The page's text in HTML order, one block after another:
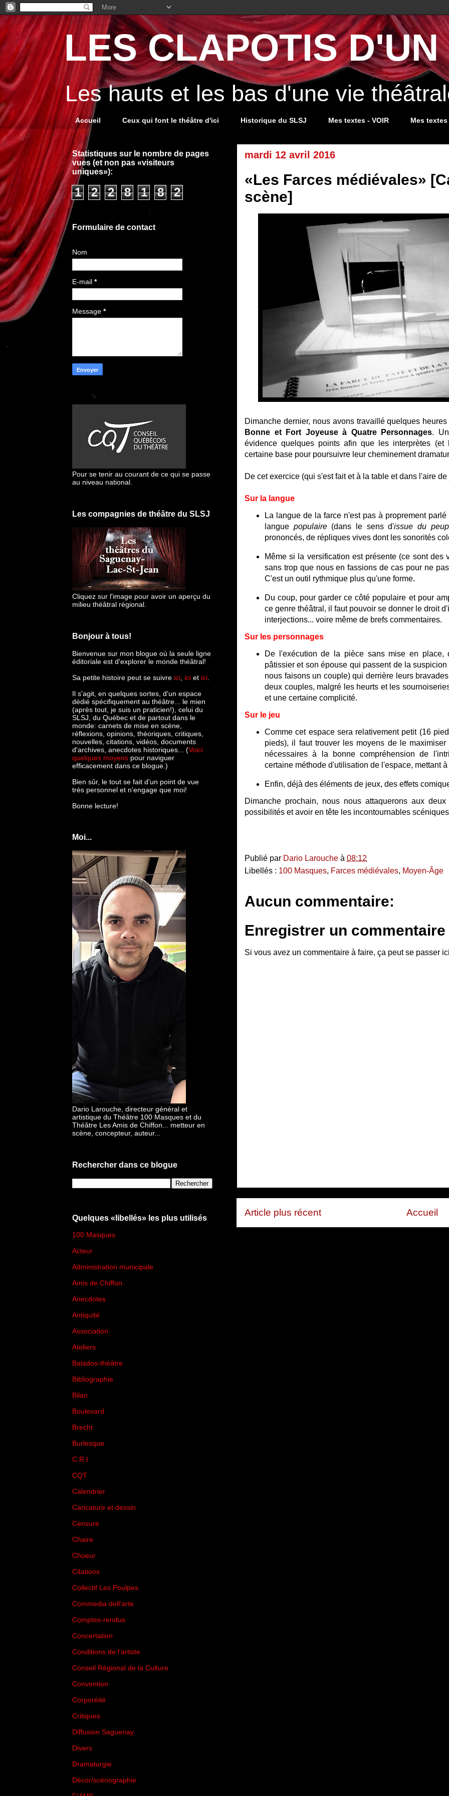
LES CLAPOTIS D'UN
Les hauts et les bas d'une vie
Accueil Ceux qui font le théâtre d'ici Historique du SLSJ Mes textes - VOIR Mes
mardi 12 avril 2016
«Les Farces médiévales»
scène]
Dimanche dernier, nous avons travaillé quelques
Bonne et Fort Joyeuse à Quatre Personnages.
évidence quelques points afin que les interprètes
certaine base pour poursuivre leur cheminement
De cet exercice (qui s'est fait et à la table et dans l'aire
Sur la langue
La langue de la farce n'est pas à proprement
langue populaire (dans le sens d'issue du
prononcés, de répliques vives dont les sonorités
Même si la versification est présente (ce sont des
sans trop que nous en fassions de cas pour ne
C'est un outil rythmique plus qu'une forme.
Du coup, pour garder ce côté populaire et pour
ce genre théâtral, il faut pouvoir se donner le droit
interjections... voire même de brefs commentaires.
Sur les personnages
De l'exécution de la pièce sans mise en place,
pâtissier et son épouse qui passent de la
nous faisons un couple) qui derrière leurs
deux couples, malgré les heurts et les
et une certaine complicité.
Sur le jeu
Comme cet espace sera relativement petit (16
pieds), il faut trouver les moyens de le
nécessaires à la bonne compréhension de
certaine méthode d'utilisation de l'espace, mettant
Enfin, déjà des éléments de jeux, des effets
Dimanche prochain, nous nous attaquerons aux
possibilités et avoir en tête les incontournables
Publié par Dario Larouche à 08:12
Libellés : 100 Masques, Farces médiévales, Moyen-Âge
Aucun commentaire:
Enregistrer un commentaire
Si vous avez un commentaire à faire, ça peut se passer
Article plus récent Accueil
Statistiques sur le nombre de pages
vues (et non pas «visiteurs
uniques»):
1 2 2 8 1 8 2
Formulaire de contact
Nom
E-mail *
Message *
Pour se tenir au courant de ce qui se passe
au niveau national.
Les compagnies de théâtre du SLSJ
Cliquez sur l'image pour avoir un aperçu du
milieu théâtral régional.
Bonjour à tous!
Bienvenue sur mon blogue où la seule ligne
éditoriale est d'explorer le monde théâtral!
Sa petite histoire peut se suivre ici ici et ici
Il s'agit, en quelques sortes, d'un espace
dédié spécifiquement au théâtre... le mien
(après tout, je suis un praticien!), celui du
SLSJ, du Québec et de partout dans le
monde: carnets de mise en scène,
réflexions, opinions, théoriques, critiques,
nouvelles, citations, vidéos, documents
d'archives, anecdotes historiques... (Voici
quelques moyens pour naviguer
efficacement dans ce blogue.)
Bien sûr, le tout se fait d'un point de vue
très personnel et n'engage que moi!
Bonne lecture!
Moi...
Dario Larouche, directeur général et
artistique du Théâtre 100 Masques et du
Théâtre Les Amis de Chiffon... metteur en
scène, concepteur, auteur...
Rechercher dans ce blogue
Quelques «libellés» les plus utilisés
100 Masques
Acteur
Administration municipale
Amis de Chiffon
Anecdotes
Antiquité
Association
Ateliers
Balados-théâtre
Bibliographie
Bilan
Boulevard
Brecht
Burlesque
C.R.I.
CQT
Calendrier
Caricature et dessin
Censure
Chaire
Choeur
Citations
Collectif Les Poulpes
Commedia dell'arte
Comptes-rendus
Concertation
Conditions de l'artiste
Conseil Régional de la Culture
Convention
Corporéité
Critiques
Diffusion Saguenay
Divers
Dramaturgie
Décor/scénographie